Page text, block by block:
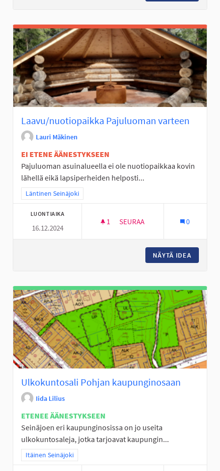
Laavu/nuotiopaikka Pajuluoman varteen
Lauri Mäkinen
EI ETENE ÄÄNESTYKSEEN
Pajuluoman asuinalueella ei ole nuotiopaikkaa kovin
lähellä eikä lapsiperheiden helposti...
Rajaa tulokset teeman mukaan: Läntinen Seinäjoki
Läntinen Seinäjoki
LUONTIAIKA
16.12.2024
1 1 SEURAAJA
SEURAA 0
NÄYTÄ IDEA
Ulkokuntosali Pohjan kaupunginosaan
Iida Lilius
ETENEE ÄÄNESTYKSEEN
Seinäjoen eri kaupunginosissa on jo useita
ulkokuntosaleja, jotka tarjoavat kaupungin...
Rajaa tulokset teeman mukaan: Itäinen Seinäjoki
Itäinen Seinäjoki